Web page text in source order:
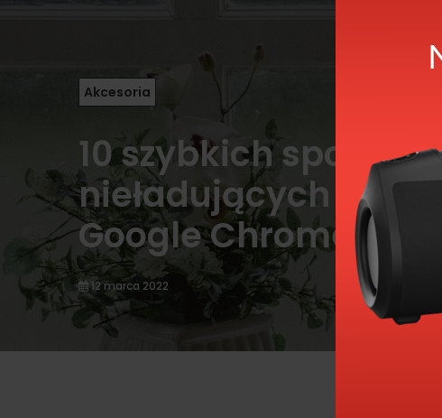
Akcesoria
10 szybkich
nieładujących się
Google Chrome na
12 marca 2022